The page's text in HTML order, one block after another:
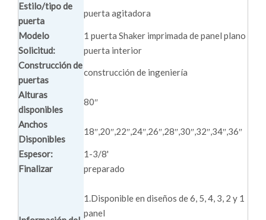
Estilo/tipo de
puerta
puerta agitadora
Modelo
1 puerta Shaker imprimada de panel plano
Solicitud:
puerta interior
Construcción de
puertas
construcción de ingeniería
Alturas
disponibles
80″
Anchos
Disponibles
18″,20″,22″,24″,26″,28″,30″,32″,34″,36″
Espesor:
1-3/8'
Finalizar
preparado
1.Disponible en diseños de 6, 5, 4, 3, 2 y 1
panel